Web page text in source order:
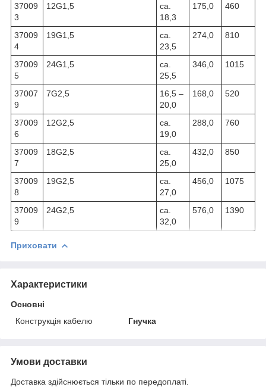
37009
3
12G1,5
ca.
18,3
175,0 460
37009
4
19G1,5
ca.
23,5
274,0 810
37009
5
24G1,5
ca.
25,5
346,0 1015
37007
9
7G2,5
16,5 –
20,0
168,0 520
37009
6
12G2,5
ca.
19,0
288,0 760
37009
7
18G2,5
ca.
25,0
432,0 850
37009
8
19G2,5
ca.
27,0
456,0 1075
37009
9
24G2,5
ca.
32,0
576,0 1390
Приховати
Характеристики
Основні
Конструкція кабелю
Гнучка
Умови доставки
Доставка здійснюється тільки по передоплаті.